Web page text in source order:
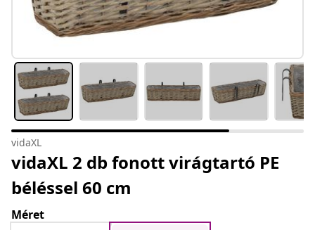
vidaXL
vidaXL 2 db fonott virágtartó PE
béléssel 60 cm
Méret